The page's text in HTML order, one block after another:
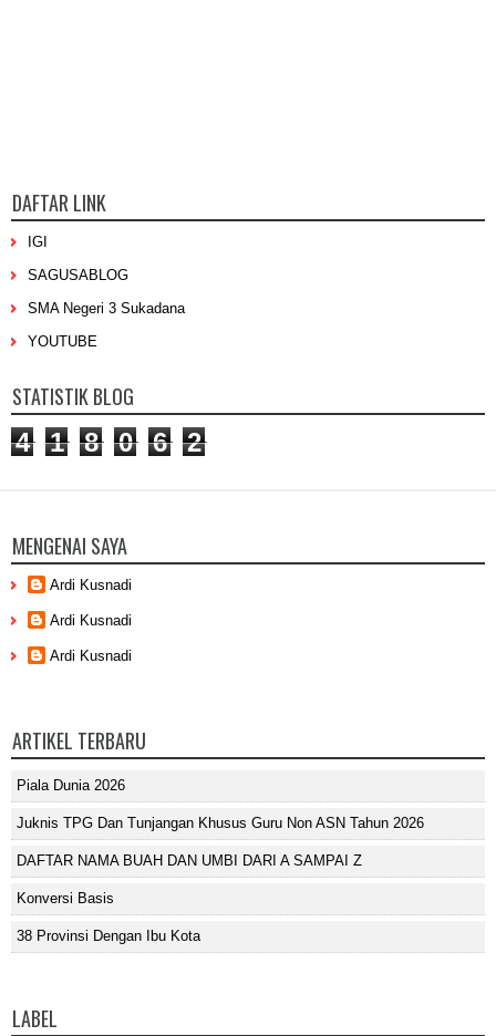
DAFTAR LINK
IGI
SAGUSABLOG
SMA Negeri 3 Sukadana
YOUTUBE
STATISTIK BLOG
4 1 8 0 6 2
MENGENAI SAYA
Ardi Kusnadi
Ardi Kusnadi
Ardi Kusnadi
ARTIKEL TERBARU
Piala Dunia 2026
Juknis TPG Dan Tunjangan Khusus Guru Non ASN Tahun 2026
DAFTAR NAMA BUAH DAN UMBI DARI A SAMPAI Z
Konversi Basis
38 Provinsi Dengan Ibu Kota
LABEL